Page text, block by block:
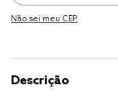
Não sei meu CEP.
Descrição